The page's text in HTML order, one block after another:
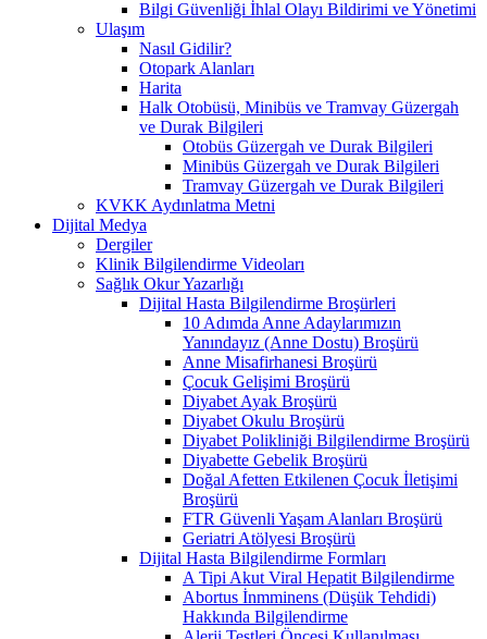
Bilgi Güvenliği İhlal Olayı Bildirimi ve Yönetimi
Ulaşım
Nasıl Gidilir?
Otopark Alanları
Harita
Halk Otobüsü, Minibüs ve Tramvay Güzergah
ve Durak Bilgileri
Otobüs Güzergah ve Durak Bilgileri
Minibüs Güzergah ve Durak Bilgileri
Tramvay Güzergah ve Durak Bilgileri
KVKK Aydınlatma Metni
Dijital Medya
Dergiler
Klinik Bilgilendirme Videoları
Sağlık Okur Yazarlığı
Dijital Hasta Bilgilendirme Broşürleri
10 Adımda Anne Adaylarımızın
Yanındayız (Anne Dostu) Broşürü
Anne Misafirhanesi Broşürü
Çocuk Gelişimi Broşürü
Diyabet Ayak Broşürü
Diyabet Okulu Broşürü
Diyabet Polikliniği Bilgilendirme Broşürü
Diyabette Gebelik Broşürü
Doğal Afetten Etkilenen Çocuk İletişimi
Broşürü
FTR Güvenli Yaşam Alanları Broşürü
Geriatri Atölyesi Broşürü
Dijital Hasta Bilgilendirme Formları
A Tipi Akut Viral Hepatit Bilgilendirme
Abortus İnmminens (Düşük Tehdidi)
Hakkında Bilgilendirme